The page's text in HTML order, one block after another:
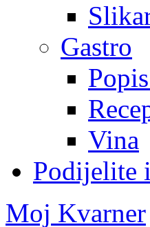
Gastro
Vina
Podijelite
Moj Kvarner